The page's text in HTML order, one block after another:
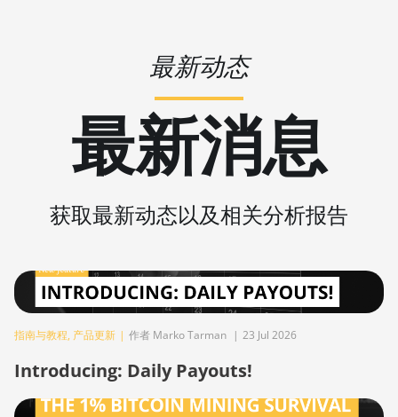
BITMAIN AntMiner Z15 Pro
BITMAIN AntMiner Z15e
BITMAIN AntMiner Z15j
BITMAIN Antminer S19 Hyd. (152Th)
BITMAIN Antminer S19 Hydro (158Th)
BITMAIN Antminer S19j (100TH)
BITMAIN Antminer S19j (90Th)
BITMAIN Antminer S19j Pro (96Th)
BITMAIN Antminer S19j XP (151TH)
BITMAIN Antminer S19k Pro (120Th)
最新动态
最新消息
获取最新动态以及相关分析报告
指南与教程, 产品更新 | 作者 Marko Tarman | 23 Jul 2026
Introducing: Daily Payouts!